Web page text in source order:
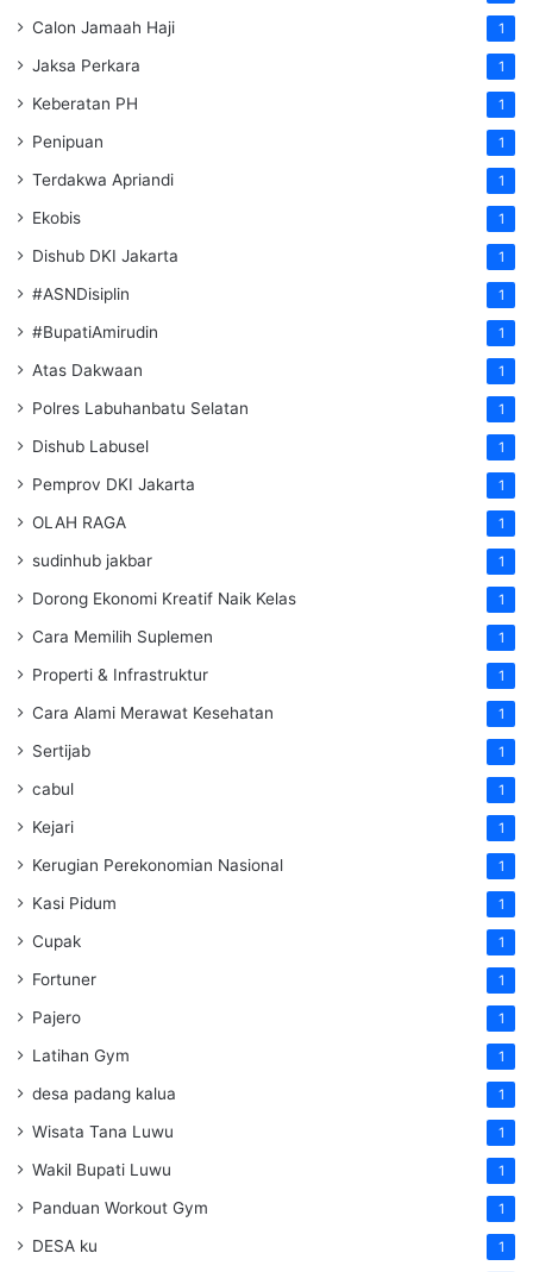
Calon Jamaah Haji 1
Jaksa Perkara 1
Keberatan PH 1
Penipuan 1
Terdakwa Apriandi 1
Ekobis 1
Dishub DKI Jakarta 1
#ASNDisiplin 1
#BupatiAmirudin 1
Atas Dakwaan 1
Polres Labuhanbatu Selatan 1
Dishub Labusel 1
Pemprov DKI Jakarta 1
OLAH RAGA 1
sudinhub jakbar 1
Dorong Ekonomi Kreatif Naik Kelas 1
Cara Memilih Suplemen 1
Properti & Infrastruktur 1
Cara Alami Merawat Kesehatan 1
Sertijab 1
cabul 1
Kejari 1
Kerugian Perekonomian Nasional 1
Kasi Pidum 1
Cupak 1
Fortuner 1
Pajero 1
Latihan Gym 1
desa padang kalua 1
Wisata Tana Luwu 1
Wakil Bupati Luwu 1
Panduan Workout Gym 1
DESA ku 1